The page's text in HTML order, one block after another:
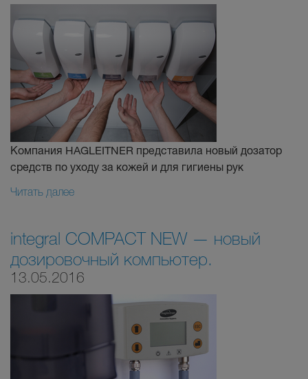
Компания HAGLEITNER представила новый дозатор
средств по уходу за кожей и для гигиены рук
Читать далее
integral COMPACT NEW — новый
дозировочный компьютер.
13.05.2016